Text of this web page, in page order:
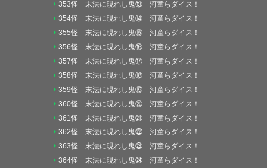
353怪 末法に現れし鬼⑬ 河童らダイス！
354怪 末法に現れし鬼⑭ 河童らダイス！
355怪 末法に現れし鬼⑮ 河童らダイス！
356怪 末法に現れし鬼⑯ 河童らダイス！
357怪 末法に現れし鬼⑰ 河童らダイス！
358怪 末法に現れし鬼⑱ 河童らダイス！
359怪 末法に現れし鬼⑲ 河童らダイス！
360怪 末法に現れし鬼⑳ 河童らダイス！
361怪 末法に現れし鬼㉑ 河童らダイス！
362怪 末法に現れし鬼㉒ 河童らダイス！
363怪 末法に現れし鬼㉓ 河童らダイス！
364怪 末法に現れし鬼㉔ 河童らダイス！